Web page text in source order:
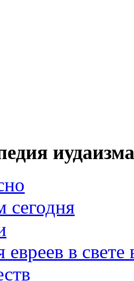
иудаизма
сегодня
евреев в